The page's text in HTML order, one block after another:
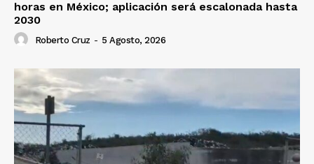
horas en México; aplicación será escalonada hasta
2030
Roberto Cruz - 5 Agosto, 2026